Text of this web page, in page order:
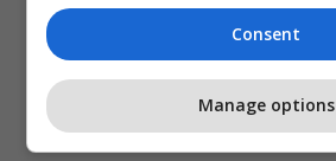
Consent
Manage options